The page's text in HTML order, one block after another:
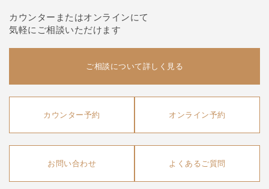
カウンターまたはオンラインにて
気軽にご相談いただけます
ご相談について詳しく見る
カウンター予約 オンライン予約
お問い合わせ よくあるご質問